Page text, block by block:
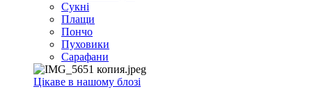
Сукні
Плащи
Пончо
Пуховики
Сарафани
Цікаве в нашому блозі